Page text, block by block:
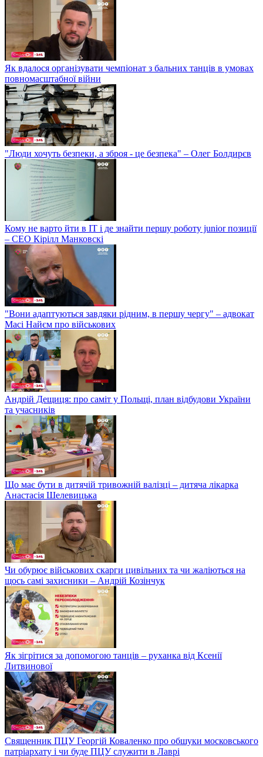
Як вдалося організувати чемпіонат з бальних танців в умовах
повномасштабної війни
"Люди хочуть безпеки, а зброя - це безпека" – Олег Болдирєв
Кому не варто йти в IT і де знайти першу роботу junior позиції
– СЕО Кірілл Манковскі
"Вони адаптуються завдяки рідним, в першу чергу" – адвокат
Масі Найєм про військових
Андрій Дещиця: про саміт у Польщі, план відбудови України
та учасників
Що має бути в дитячій тривожній валізці – дитяча лікарка
Анастасія Шелевицька
Чи обурює військових скарги цивільних та чи жаліються на
щось самі захисники – Андрій Козінчук
Як зігрітися за допомогою танців – руханка від Ксенії
Литвинової
Священник ПЦУ Георгій Коваленко про обшуки московського
патріархату і чи буде ПЦУ служити в Лаврі